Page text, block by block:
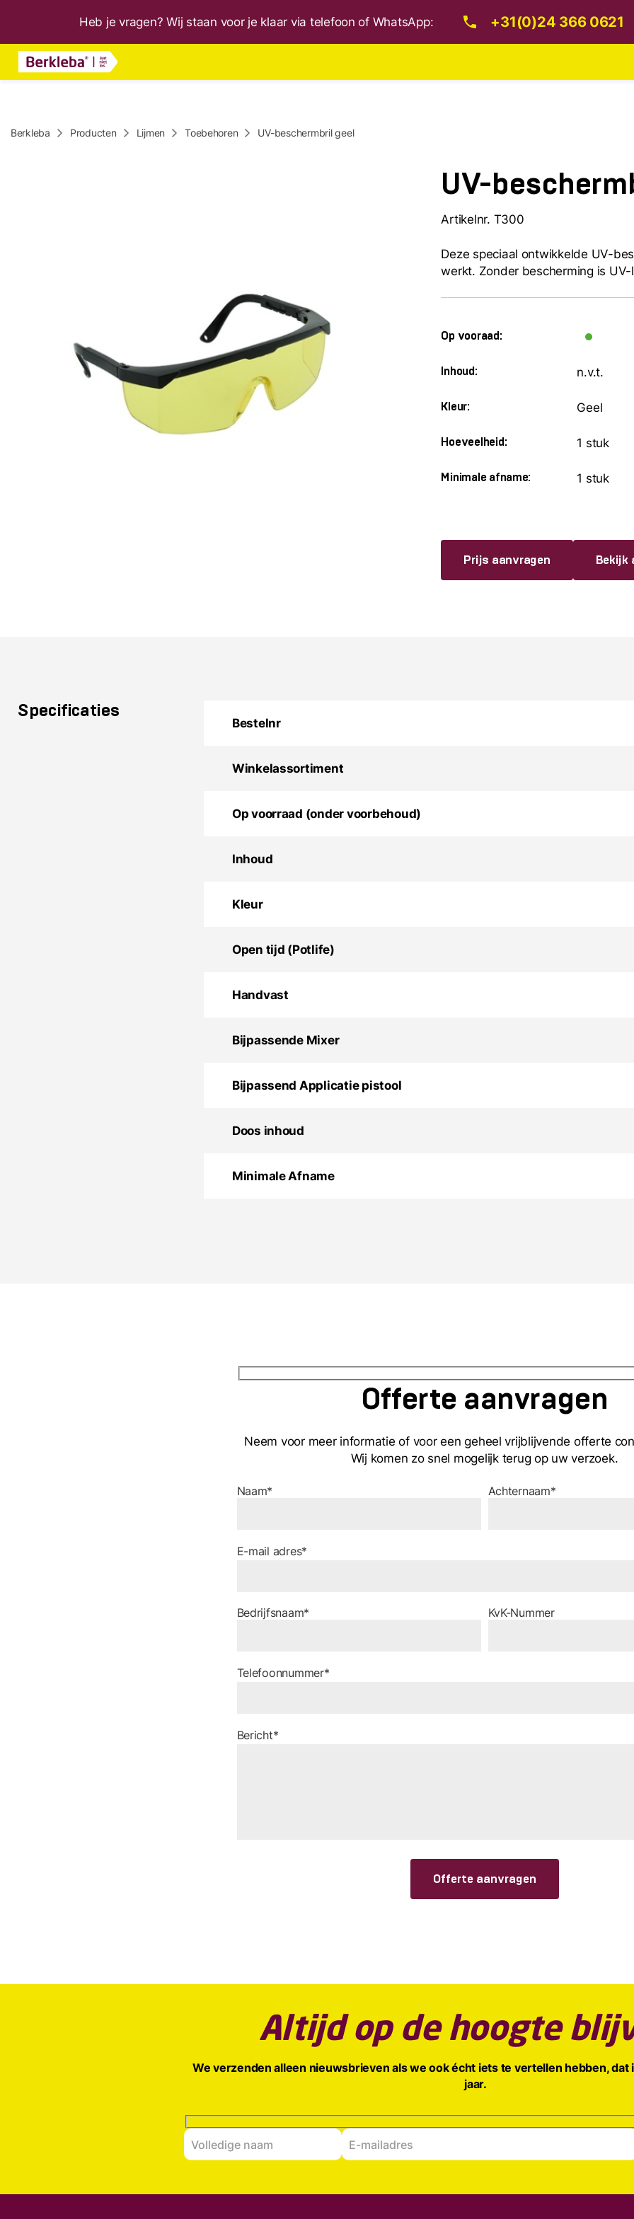
Heb je vragen? Wij staan voor je klaar via telefoon of WhatsApp: +31(0)24 366 0621
Berkleba Producten Lijmen Toebehoren UV-beschermbril geel
UV-
Artikelnr. T300
Deze speciaal ontwikkelde UV-
werkt. Zonder bescherming is
Op vooraad:
Inhoud: n.v.t.
Kleur: Geel
Hoeveelheid: 1 stuk
Minimale afname: 1 stuk
Prijs aanvragen Bekijk
Specificaties
Bestelnr
Winkelassortiment
Op voorraad (onder voorbehoud)
Inhoud
Kleur
Open tijd (Potlife)
Handvast
Bijpassende Mixer
Bijpassend Applicatie pistool
Doos inhoud
Minimale Afname
Offerte aanvragen
Neem voor meer informatie of voor een geheel vrijblijvende offerte
Wij komen zo snel mogelijk terug op uw verzoek.
Naam* Achternaam*
E-mail adres*
Bedrijfsnaam* KvK-Nummer
Telefoonnummer*
Bericht*
Offerte aanvragen
Altijd op de hoogte
We verzenden alleen nieuwsbrieven als we ook écht iets te vertellen hebben, dat
jaar.